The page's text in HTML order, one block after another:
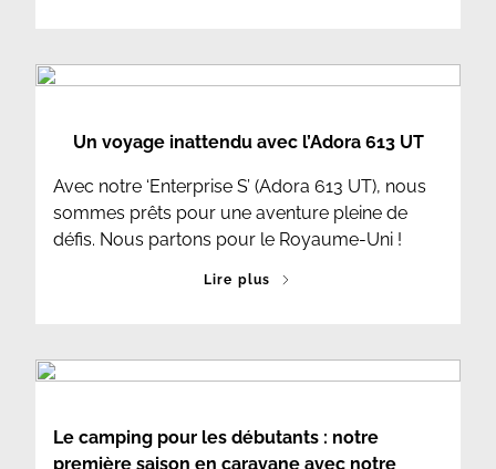
Un voyage inattendu avec l’Adora 613 UT
Avec notre ‘Enterprise S’ (Adora 613 UT), nous
sommes prêts pour une aventure pleine de
défis. Nous partons pour le Royaume-Uni !
Lire plus
Le camping pour les débutants : notre
première saison en caravane avec notre